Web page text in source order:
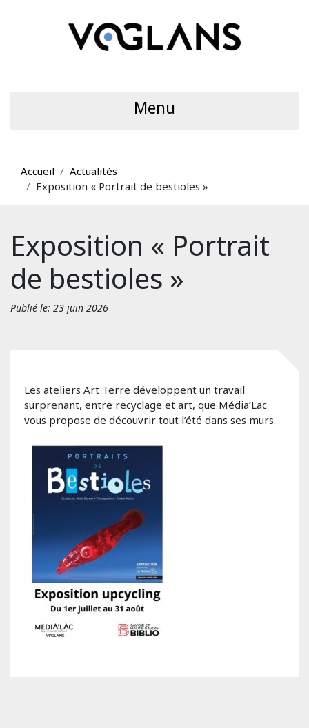
Menu
Accueil
Actualités
Exposition « Portrait de bestioles »
Exposition « Portrait
de bestioles »
Publié le: 23 juin 2026
Les ateliers Art Terre développent un travail
surprenant, entre recyclage et art, que Média’Lac
vous propose de découvrir tout l’été dans ses murs.